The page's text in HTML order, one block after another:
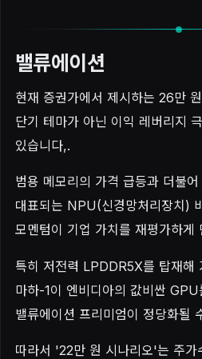
밸류에이션
현재 증권가에서 제시하는 26만
단기 테마가 아닌 이익 레버리지
있습니다,.
범용 메모리의 가격 급등과 더불
대표되는 NPU(신경망처리장치)
모멘텀이 기업 가치를 재평가하게
특히 저전력 LPDDR5X를 탑재해
마하-1이 엔비디아의 값비싼
밸류에이션 프리미엄이 정당화될
따라서 '22만 원 시나리오'는 주가